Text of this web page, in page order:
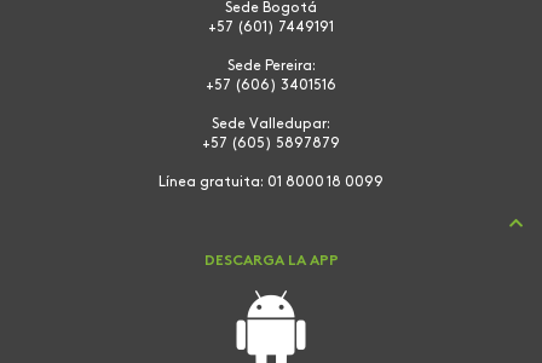
Sede Bogotá
+57 (601) 7449191
Sede Pereira:
+57 (606) 3401516
Sede Valledupar:
+57 (605) 5897879
Línea gratuita: 01 8000 18 0099
DESCARGA LA APP